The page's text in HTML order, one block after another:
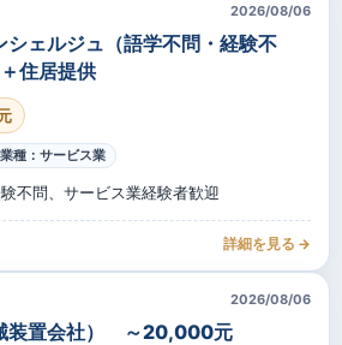
2026/08/06
シェルジュ（語学不問・経験不
住居提供
業種：サービス業
不問、サービス業経験者歓迎
詳細を見る →
2026/08/06
装置会社） ～20,000元